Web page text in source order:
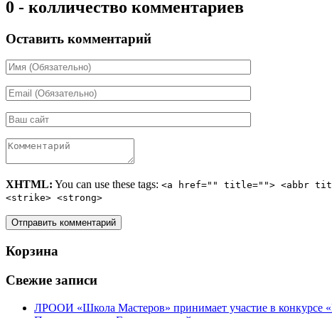
0 - колличество комментариев
Оставить комментарий
XHTML: You can use these tags: <a href="" title=""> <abbr
<strike> <strong>
Корзина
Свежие записи
ЛРООИ «Школа Мастеров» принимает участие в конкурсе